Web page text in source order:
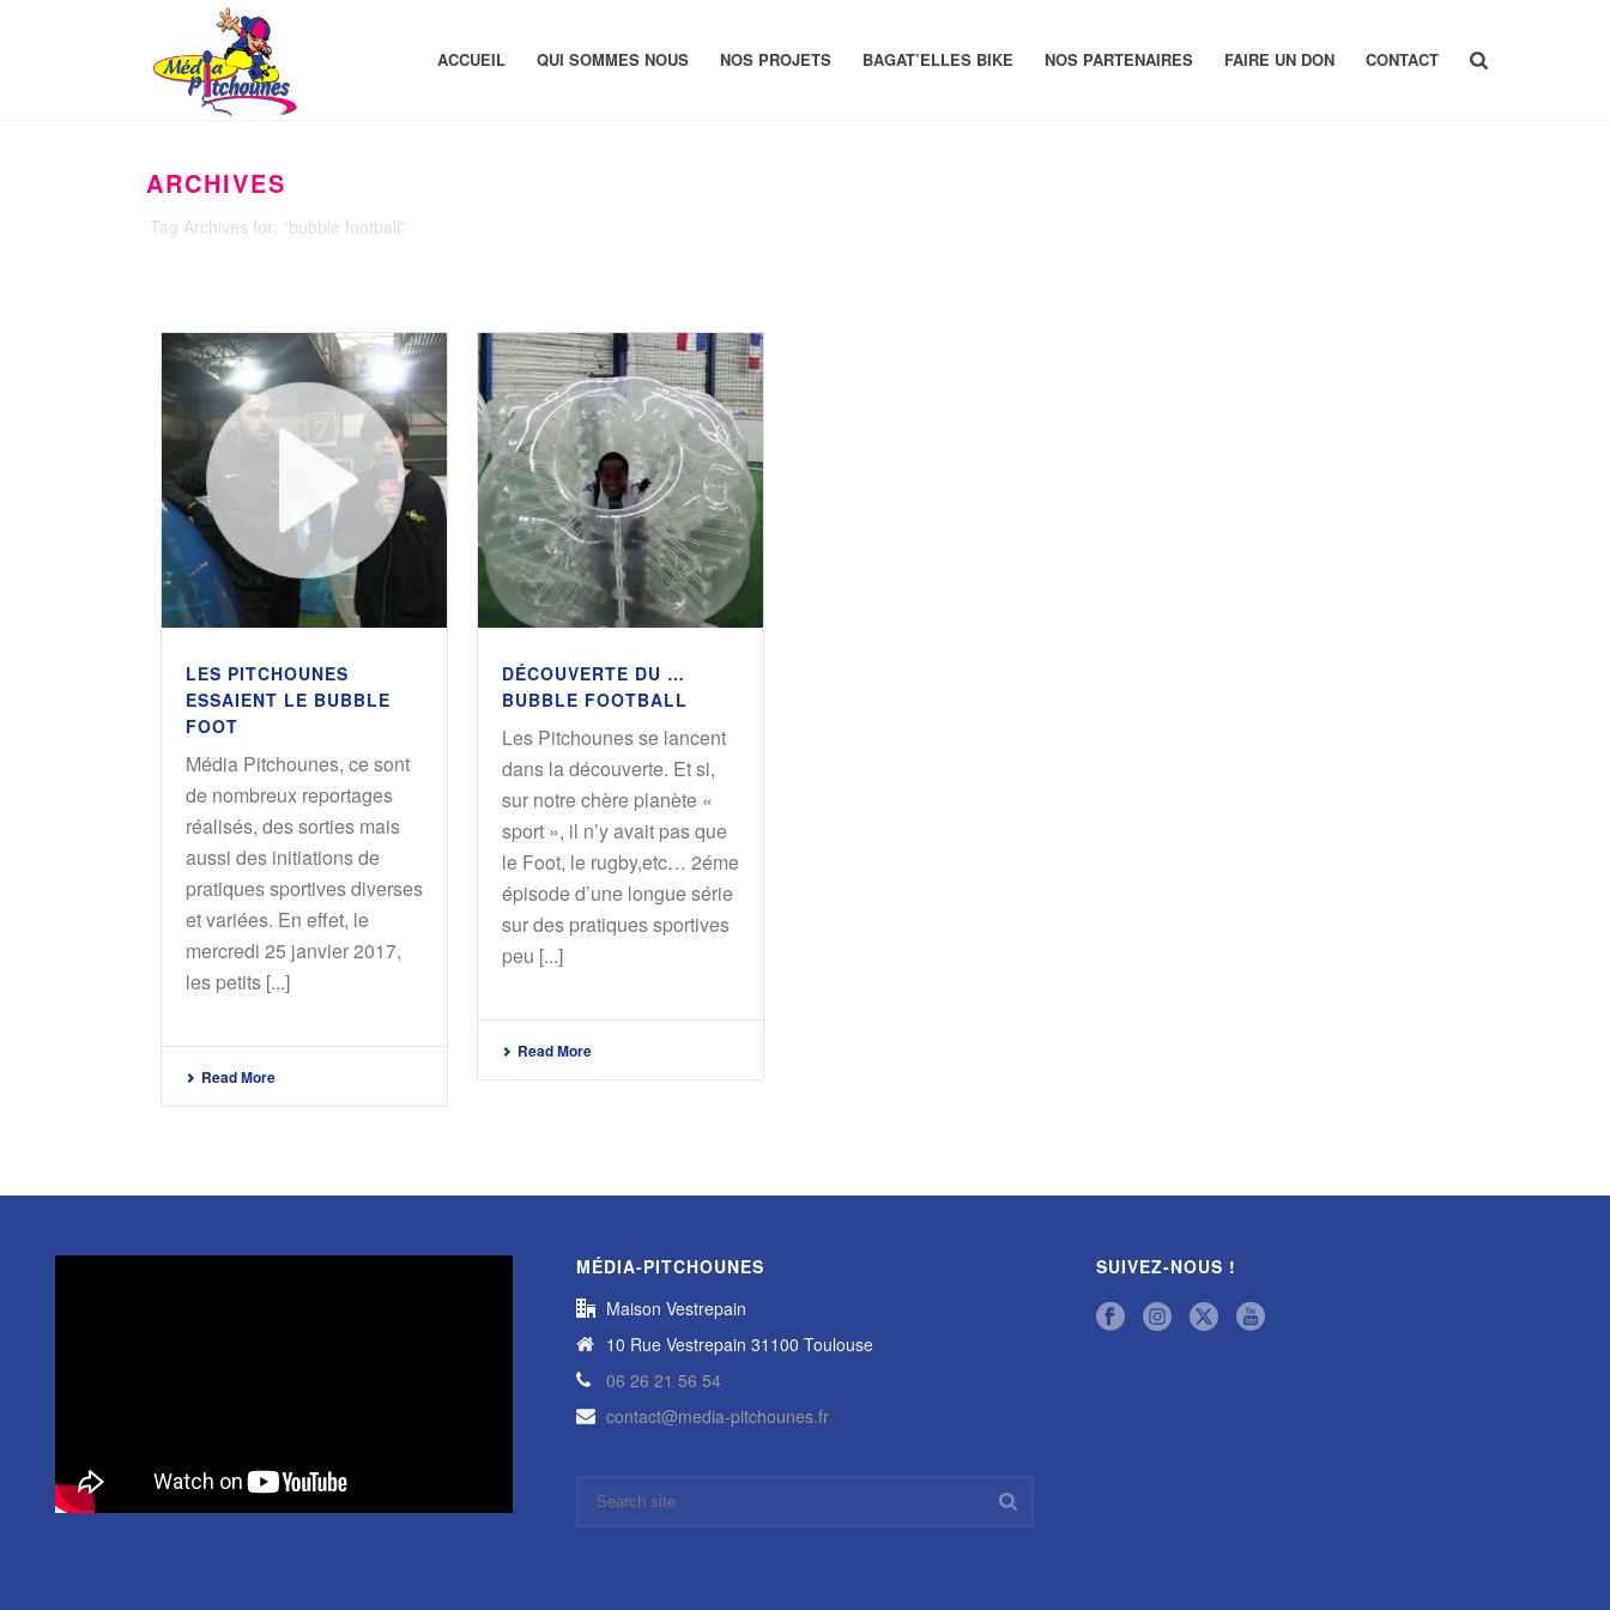
ACCUEIL QUI SOMMES NOUS NOS PROJETS BAGAT’ELLES BIKE NOS PARTENAIRES FAIRE UN DON CONTACT
ARCHIVES
Tag Archives for: "bubble football"
LES PITCHOUNES
ESSAIENT LE BUBBLE
FOOT
Média Pitchounes, ce sont
de nombreux reportages
réalisés, des sorties mais
aussi des initiations de
pratiques sportives diverses
et variées. En effet, le
mercredi 25 janvier 2017,
les petits [...]
Read More
DÉCOUVERTE DU …
BUBBLE FOOTBALL
Les Pitchounes se lancent
dans la découverte. Et si,
sur notre chère planète «
sport », il n’y avait pas que
le Foot, le rugby,etc… 2éme
épisode d’une longue série
sur des pratiques sportives
peu [...]
Read More
MÉDIA-PITCHOUNES
Maison Vestrepain
10 Rue Vestrepain 31100 Toulouse
06 26 21 56 54
contact@media-pitchounes.fr
SUIVEZ-NOUS !